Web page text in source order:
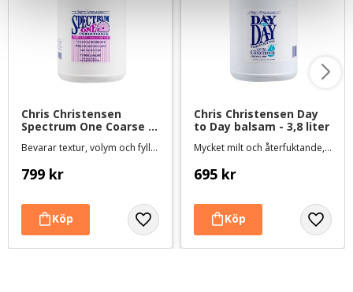
Chris Christensen
Spectrum One Coarse
3,8 liter
Bevarar textur, volym och fyllighet
799 kr
Chris Christensen Day
to Day balsam - 3,8 liter
Mycket milt och återfuktande, för torr eller skadad päls och känslig hud
695 kr